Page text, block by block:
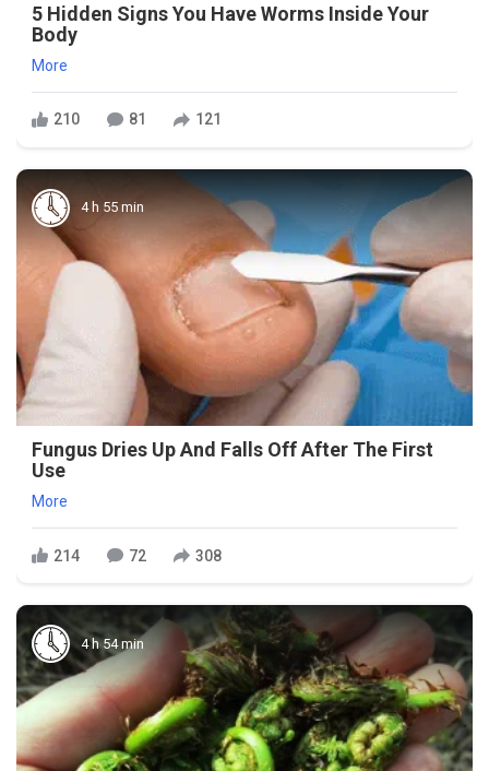
5 Hidden Signs You Have Worms Inside Your
Body
More
210 81 121
4 h 55 min
Fungus Dries Up And Falls Off After The First
Use
More
214 72 308
4 h 54 min